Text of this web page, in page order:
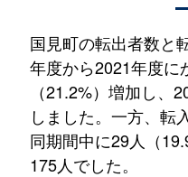
国見町の転出者数と
年度から2021年度に
（21.2%）増加し、
しました。一方、転
同期間中に29人（
175人でした。